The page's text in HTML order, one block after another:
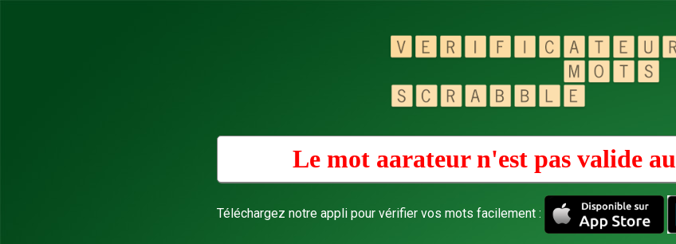
Le mot aarateur n'est pas valide au
Téléchargez notre appli pour vérifier vos mots facilement :